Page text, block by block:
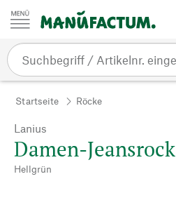
Zum Inhalt springen
Startseite Röcke
Lanius
Damen-Jeansrock
Hellgrün